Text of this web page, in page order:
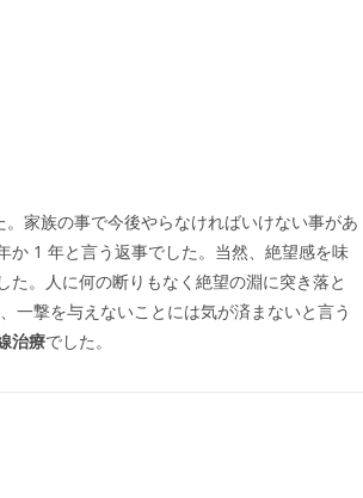
家族の事で今後やらなければいけない事があ
か 1 年と言う返事でした。当然、絶望感を味
た。人に何の断りもなく絶望の淵に突き落と
一撃を与えないことには気が済まないと言う
治療でした。